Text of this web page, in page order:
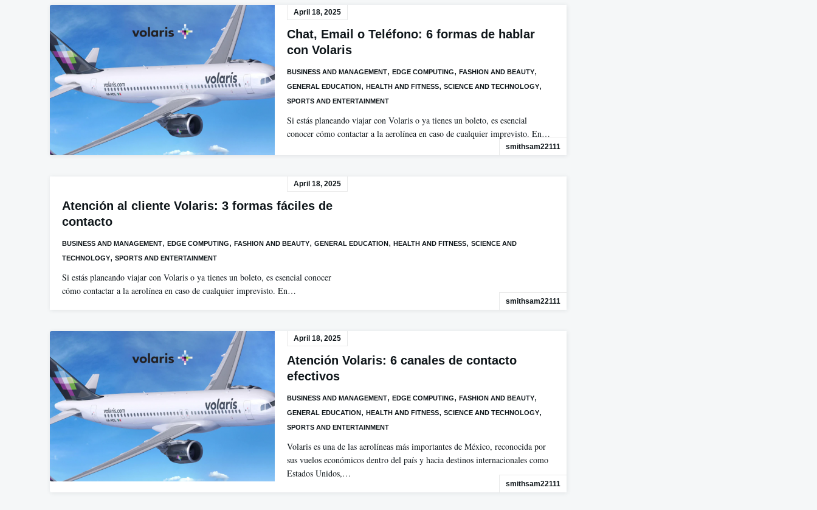
April 18, 2025
Chat, Email o Teléfono: 6 formas de hablar
con Volaris
BUSINESS AND MANAGEMENT, EDGE COMPUTING, FASHION AND BEAUTY,
GENERAL EDUCATION, HEALTH AND FITNESS, SCIENCE AND TECHNOLOGY,
SPORTS AND ENTERTAINMENT
Si estás planeando viajar con Volaris o ya tienes un boleto, es esencial
conocer cómo contactar a la aerolínea en caso de cualquier imprevisto. En…
smithsam22111
April 18, 2025
Atención al cliente Volaris: 3 formas fáciles de
contacto
BUSINESS AND MANAGEMENT, EDGE COMPUTING, FASHION AND BEAUTY, GENERAL EDUCATION, HEALTH AND FITNESS, SCIENCE AND
TECHNOLOGY, SPORTS AND ENTERTAINMENT
Si estás planeando viajar con Volaris o ya tienes un boleto, es esencial conocer
cómo contactar a la aerolínea en caso de cualquier imprevisto. En…
smithsam22111
April 18, 2025
Atención Volaris: 6 canales de contacto
efectivos
BUSINESS AND MANAGEMENT, EDGE COMPUTING, FASHION AND BEAUTY,
GENERAL EDUCATION, HEALTH AND FITNESS, SCIENCE AND TECHNOLOGY,
SPORTS AND ENTERTAINMENT
Volaris es una de las aerolíneas más importantes de México, reconocida por
sus vuelos económicos dentro del país y hacia destinos internacionales como
Estados Unidos,…
smithsam22111